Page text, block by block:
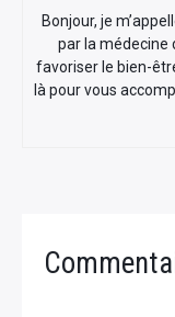
Bonjour, je
par la médecine
favoriser le bien-
là pour vous